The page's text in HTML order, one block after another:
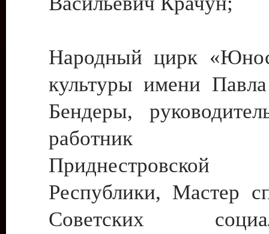
Народный цирк
культуры имени
Бендеры,
работник
Приднестровской
Республики, Мастер
Советских